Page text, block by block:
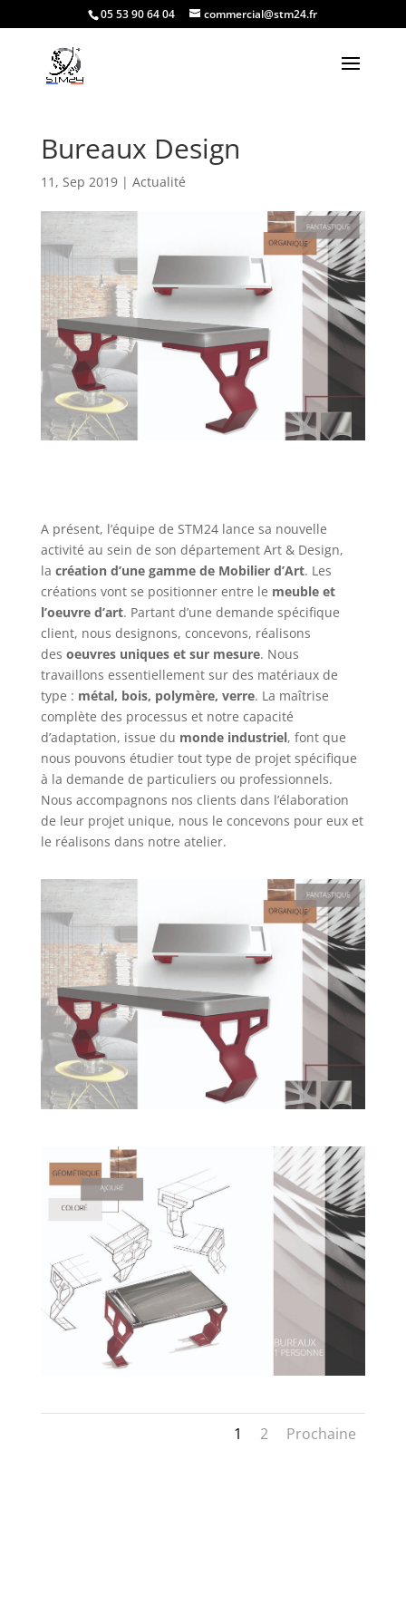
05 53 90 64 04 commercial@stm24.fr
Bureaux Design
11, Sep 2019| Actualité
A présent, l’équipe de STM24 lance sa nouvelle
activité au sein de son département Art & Design,
la création d’une gamme de Mobilier d’Art. Les
créations vont se positionner entre le meuble et
l’oeuvre d’art. Partant d’une demande spécifique
client, nous designons, concevons, réalisons
des oeuvres uniques et sur mesure. Nous
travaillons essentiellement sur des matériaux de
type : métal, bois, polymère, verre. La maîtrise
complète des processus et notre capacité
d’adaptation, issue du monde industriel, font que
nous pouvons étudier tout type de projet spécifique
à la demande de particuliers ou professionnels.
Nous accompagnons nos clients dans l’élaboration
de leur projet unique, nous le concevons pour eux et
le réalisons dans notre atelier.
1 2 Prochaine